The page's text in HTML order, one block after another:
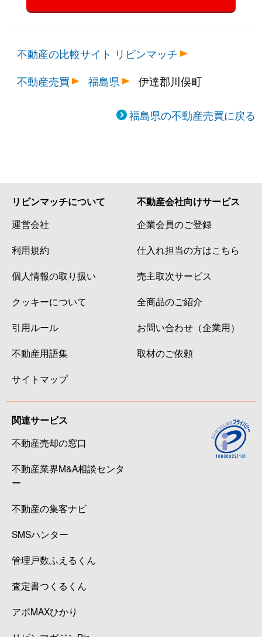
不動産の比較サイト リビンマッチ
不動産売買
福島県 伊達郡川俣町
福島県の不動産売買に戻る
リビンマッチについて
運営会社
利用規約
個人情報の取り扱い
クッキーについて
引用ルール
不動産用語集
サイトマップ
不動産会社向けサービス
企業会員のご登録
仕入れ担当の方はこちら
売主取次サービス
全商品のご紹介
お問い合わせ（企業用）
取材のご依頼
関連サービス
不動産売却の窓口
不動産業界M&A相談センタ
ー
不動産の集客ナビ
SMSハンター
管理戸数ふえるくん
査定書つくるくん
アポMAXひかり